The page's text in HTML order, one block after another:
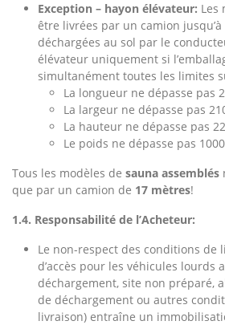
Exception – hayon élévateur: Les
être livrées par un camion
déchargées au sol par le
élévateur uniquement si
simultanément toutes les limites
La longueur ne dépasse pas
La largeur ne dépasse pas
La hauteur ne dépasse pas
Le poids ne dépasse pas
Tous les modèles de sauna assemblés
que par un camion de 17 mètres!
1.4. Responsabilité de l’Acheteur:
Le non-respect des conditions de
d’accès pour les véhicules lourds
déchargement, site non préparé,
de déchargement ou autres
livraison) entraîne un